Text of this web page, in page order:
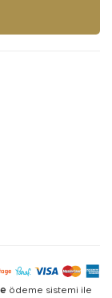
ödeme sistemi ile